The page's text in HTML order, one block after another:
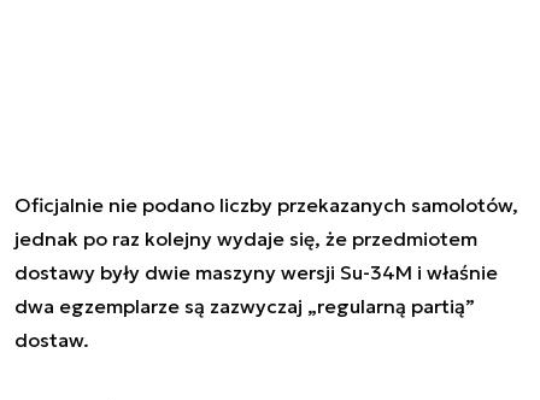
Oficjalnie nie podano liczby przekazanych samolotów,
jednak po raz kolejny wydaje się, że przedmiotem
dostawy były dwie maszyny wersji Su-34M i właśnie
dwa egzemplarze są zazwyczaj „regularną partią”
dostaw.